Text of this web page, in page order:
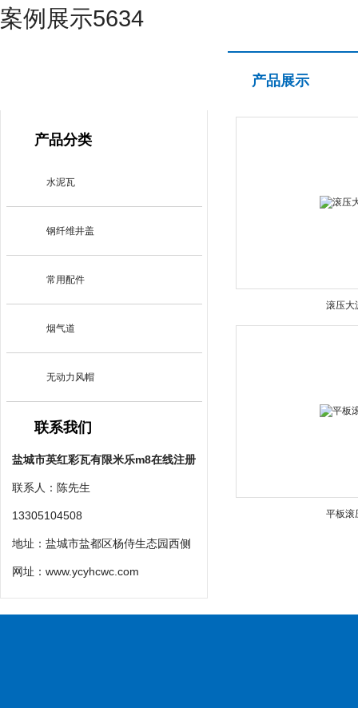
案例展示5634
产品分类
水泥瓦
钢纤维井盖
常用配件
烟气道
无动力风帽
联系我们
盐城市英红彩瓦有限米乐m8在线注册
联系人：陈先生
13305104508
地址：盐城市盐都区杨侍生态园西侧
网址： www.ycyhcwc.com
产品展示
滚压大
平板滚